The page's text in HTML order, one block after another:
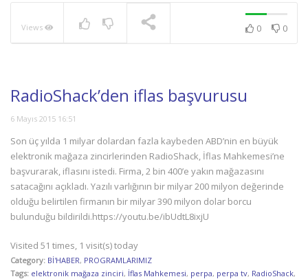
Views 0 0
RadioShack’den iflas başvurusu
6 Mayıs 2015 16:51
Son üç yılda 1 milyar dolardan fazla kaybeden ABD’nin en büyük
elektronik mağaza zincirlerinden RadioShack, İflas Mahkemesi’ne
başvurarak, iflasını istedi. Firma, 2 bin 400’e yakın mağazasını
satacağını açıkladı. Yazılı varlığının bir milyar 200 milyon değerinde
olduğu belirtilen firmanın bir milyar 390 milyon dolar borcu
bulunduğu bildirildi.https://youtu.be/ibUdtL8ixjU
Visited 51 times, 1 visit(s) today
Category: Bİ'HABER, PROGRAMLARIMIZ
Tags: elektronik mağaza zinciri, İflas Mahkemesi, perpa, perpa tv, RadioShack,